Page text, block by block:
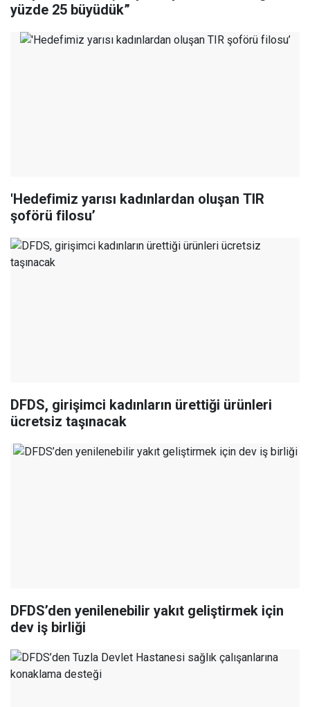
yüzde 25 büyüdük”
'Hedefimiz yarısı kadınlardan oluşan TIR
şoförü filosu’
DFDS, girişimci kadınların ürettiği ürünleri
ücretsiz taşınacak
DFDS’den yenilenebilir yakıt geliştirmek için
dev iş birliği